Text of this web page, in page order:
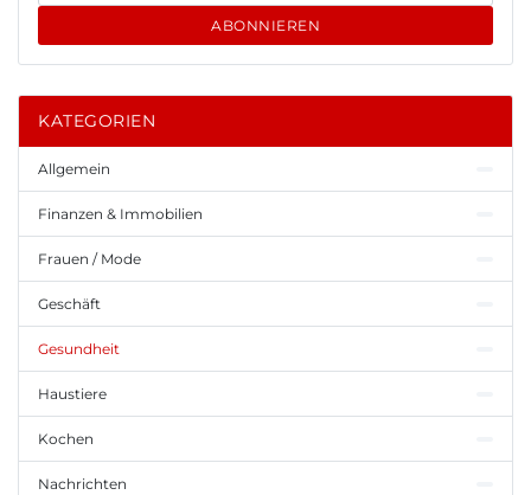
ABONNIEREN
KATEGORIEN
Allgemein
Finanzen & Immobilien
Frauen / Mode
Geschäft
Gesundheit
Haustiere
Kochen
Nachrichten